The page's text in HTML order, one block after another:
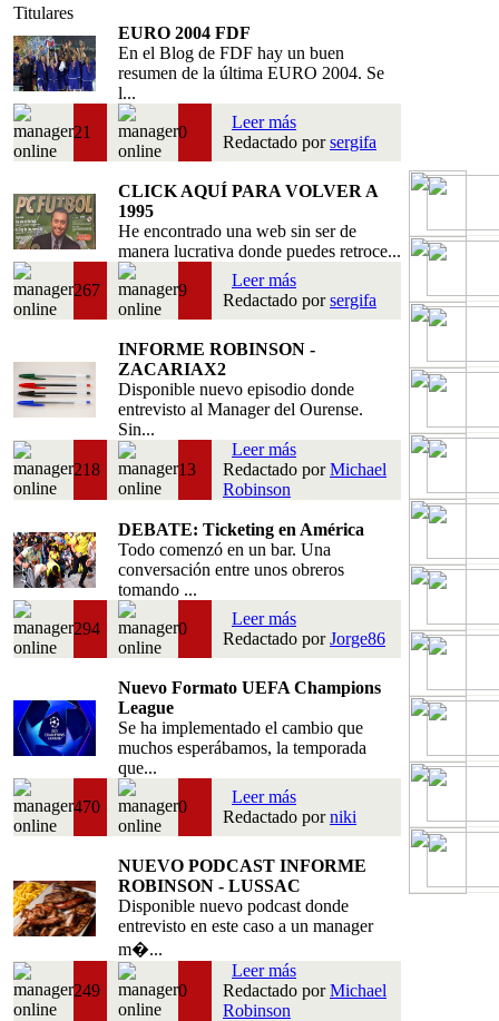
Titulares
EURO 2004 FDF
En el Blog de FDF hay un buen
resumen de la última EURO 2004. Se
l...
21 0
Leer más
Redactado porsergifa
CLICK AQUÍ PARA VOLVER A
1995
He encontrado una web sin ser de
manera lucrativa donde puedes retroce...
267 9
Leer más
Redactado porsergifa
INFORME ROBINSON -
ZACARIAX2
Disponible nuevo episodio donde
entrevisto al Manager del Ourense.
Sin...
218 13
Leer más
Redactado porMichael
Robinson
DEBATE: Ticketing en América
Todo comenzó en un bar. Una
conversación entre unos obreros
tomando ...
294 0
Leer más
Redactado porJorge86
Nuevo Formato UEFA Champions
League
Se ha implementado el cambio que
muchos esperábamos, la temporada
que...
470 0
Leer más
Redactado porniki
NUEVO PODCAST INFORME
ROBINSON - LUSSAC
Disponible nuevo podcast donde
entrevisto en este caso a un manager
m�...
249 0
Leer más
Redactado porMichael
Robinson